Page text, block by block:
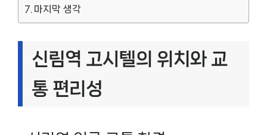
마지막 생각
신림역 고시텔의 위치와 교
통 편리성